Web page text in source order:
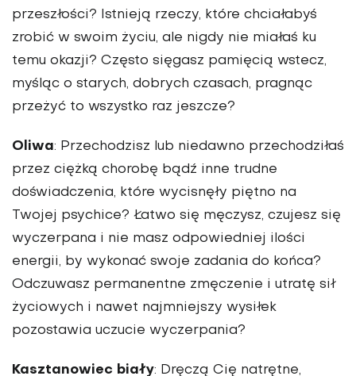
przeszłości? Istnieją rzeczy, które chciałabyś
zrobić w swoim życiu, ale nigdy nie miałaś ku
temu okazji? Często sięgasz pamięcią wstecz,
myśląc o starych, dobrych czasach, pragnąc
przeżyć to wszystko raz jeszcze?
Oliwa: Przechodzisz lub niedawno przechodziłaś
przez ciężką chorobę bądź inne trudne
doświadczenia, które wycisnęły piętno na
Twojej psychice? Łatwo się męczysz, czujesz się
wyczerpana i nie masz odpowiedniej ilości
energii, by wykonać swoje zadania do końca?
Odczuwasz permanentne zmęczenie i utratę sił
życiowych i nawet najmniejszy wysiłek
pozostawia uczucie wyczerpania?
Kasztanowiec biały: Dręczą Cię natrętne,